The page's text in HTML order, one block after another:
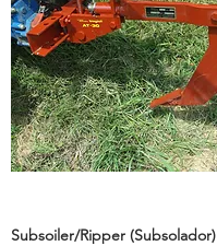
Subsoiler/Ripper (Subsolador)